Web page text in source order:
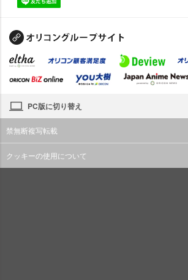
PC版に切り替え
禁無断複写転載
クッキーの使用について